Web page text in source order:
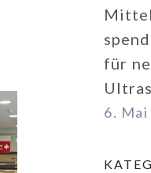
für
6. Mai